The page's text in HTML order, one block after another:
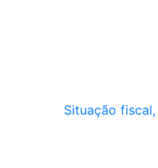
Situação